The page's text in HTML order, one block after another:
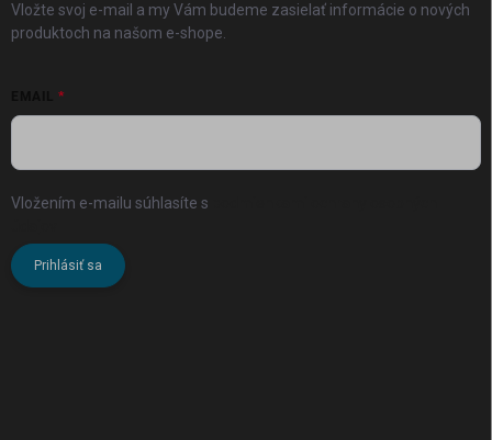
Vložte svoj e-mail a my Vám budeme zasielať informácie o nových
produktoch na našom e-shope.
Vložením e-mailu súhlasíte s
Prihlásiť sa